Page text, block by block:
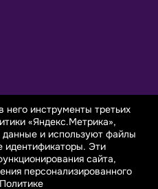
него инструменты третьих
«Яндекс.Метрика»,
и используют файлы
идентификаторы. Эти
сайта,
персонализированного